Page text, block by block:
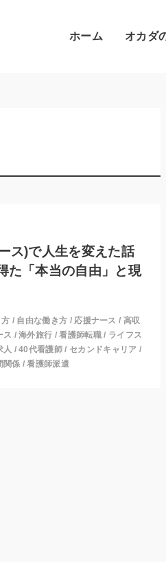
ホーム オカダ
ス)で人生を変えた話
た「本当の自由」と現
/ 自由な働き方 / 応援ナース / 高収
ス /海外旅行 /看護師転職 / ライフス
人 /40代看護師 / セカンドキャリア /
関係 /看護師派遣